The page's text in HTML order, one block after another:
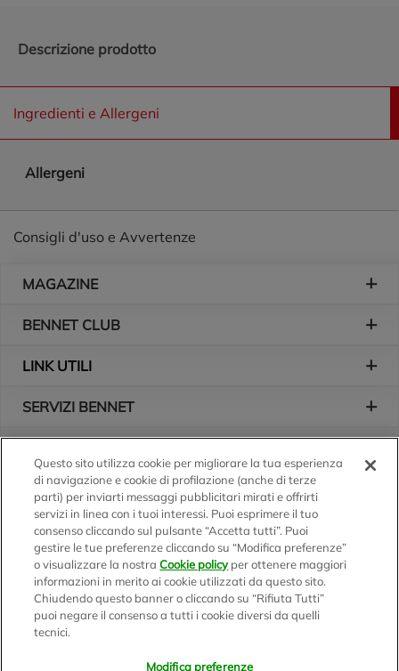
Descrizione prodotto
Ingredienti e Allergeni
Allergeni
Consigli d'uso e Avvertenze
MAGAZINE
BENNET CLUB
LINK UTILI
SERVIZI BENNET
Logo Bennet
Seguici sui nostri canali
Scarica l'app
Questo sito utilizza cookie per migliorare la tua esperienza
di navigazione e cookie di profilazione (anche di terze
parti) per inviarti messaggi pubblicitari mirati e offrirti
servizi in linea con i tuoi interessi. Puoi esprimere il tuo
consenso cliccando sul pulsante “Accetta tutti”. Puoi
gestire le tue preferenze cliccando su “Modifica preferenze”
o visualizzare la nostraCookie policyper ottenere maggiori
informazioni in merito ai cookie utilizzati da questo sito.
Chiudendo questo banner o cliccando su “Rifiuta Tutti”
puoi negare il consenso a tutti i cookie diversi da quelli
tecnici.
Modifica preferenze